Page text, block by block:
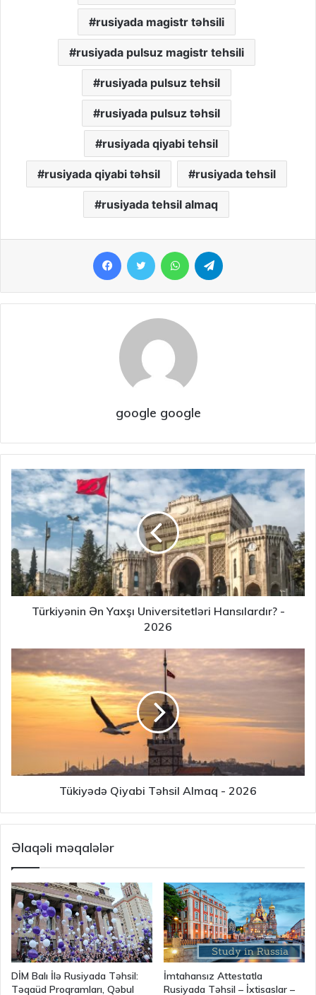
rusiyada magistr təhsili
rusiyada pulsuz magistr tehsili
rusiyada pulsuz tehsil
rusiyada pulsuz təhsil
rusiyada qiyabi tehsil
rusiyada qiyabi təhsil rusiyada tehsil
rusiyada tehsil almaq
FacebookTwitter WhatsApp
google google
Türkiyənin Ən Yaxşı Universitetləri Hansılardır? -
2026
Tükiyədə Qiyabi Təhsil Almaq - 2026
Əlaqəli məqalələr
DİM Balı İlə Rusiyada Təhsil:
Təqaüd Proqramları, Qəbul
İmtahansız Attestatla
Rusiyada Təhsil – İxtisaslar –